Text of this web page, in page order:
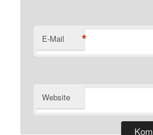
E-Mail *
Website